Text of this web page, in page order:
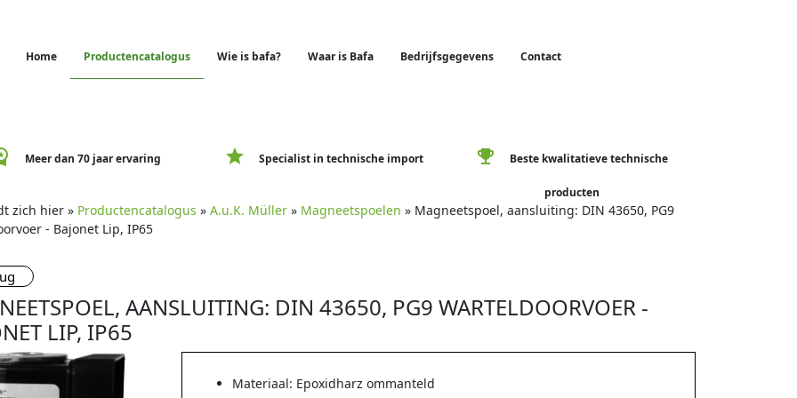
Home Productencatalogus Wie is bafa? Waar is Bafa Bedrijfsgegevens Contact
Meer dan 70 jaar ervaring star Specialist in technische import emoji_events Beste kwalitatieve technische
producten
zich hier » Productencatalogus » A.u.K. Müller » Magneetspoelen » Magneetspoel, aansluiting: DIN 43650, PG9
- Bajonet Lip, IP65
AANSLUITING: DIN 43650, PG9 WARTELDOORVOER -
LIP, IP65
Materiaal: Epoxidharz ommanteld